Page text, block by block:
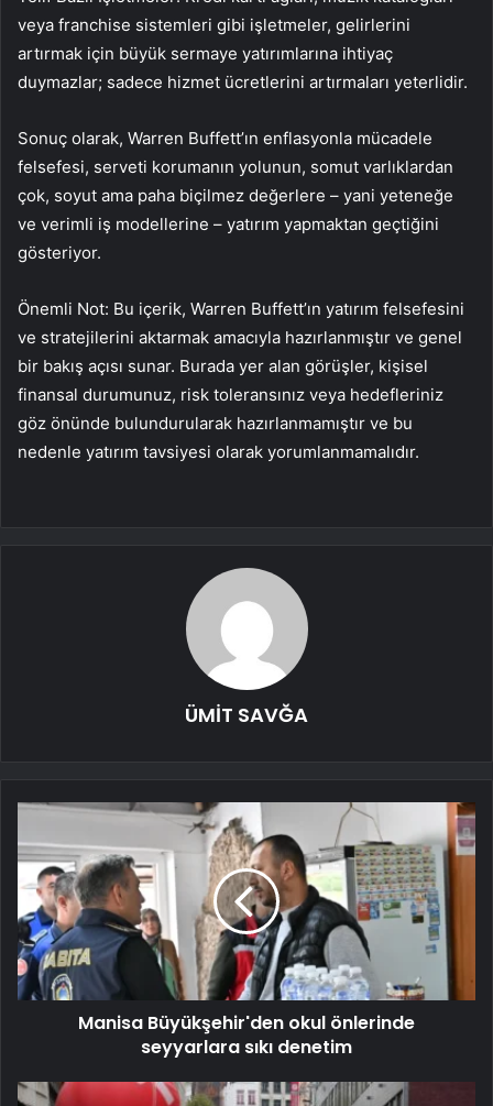
veya franchise sistemleri gibi işletmeler, gelirlerini
artırmak için büyük sermaye yatırımlarına ihtiyaç
duymazlar; sadece hizmet ücretlerini artırmaları yeterlidir.
Sonuç olarak, Warren Buffett’ın enflasyonla mücadele
felsefesi, serveti korumanın yolunun, somut varlıklardan
çok, soyut ama paha biçilmez değerlere – yani yeteneğe
ve verimli iş modellerine – yatırım yapmaktan geçtiğini
gösteriyor.
Önemli Not: Bu içerik, Warren Buffett’ın yatırım felsefesini
ve stratejilerini aktarmak amacıyla hazırlanmıştır ve genel
bir bakış açısı sunar. Burada yer alan görüşler, kişisel
finansal durumunuz, risk toleransınız veya hedefleriniz
göz önünde bulundurularak hazırlanmamıştır ve bu
nedenle yatırım tavsiyesi olarak yorumlanmamalıdır.
ÜMİT SAVĞA
Manisa Büyükşehir'den okul önlerinde
seyyarlara sıkı denetim